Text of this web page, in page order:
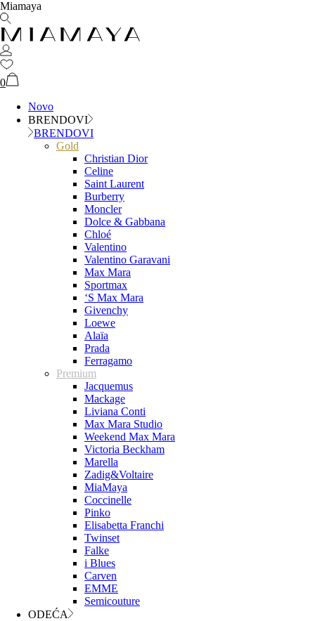
Miamaya
0
Novo
BRENDOVI
BRENDOVI
Gold
Christian Dior
Celine
Saint Laurent
Burberry
Moncler
Dolce & Gabbana
Chloé
Valentino
Valentino Garavani
Max Mara
Sportmax
‘S Max Mara
Givenchy
Loewe
Alaïa
Prada
Ferragamo
Premium
Jacquemus
Mackage
Liviana Conti
Max Mara Studio
Weekend Max Mara
Victoria Beckham
Marella
Zadig&Voltaire
MiaMaya
Coccinelle
Pinko
Elisabetta Franchi
Twinset
Falke
i Blues
Carven
EMME
Semicouture
ODEĆA